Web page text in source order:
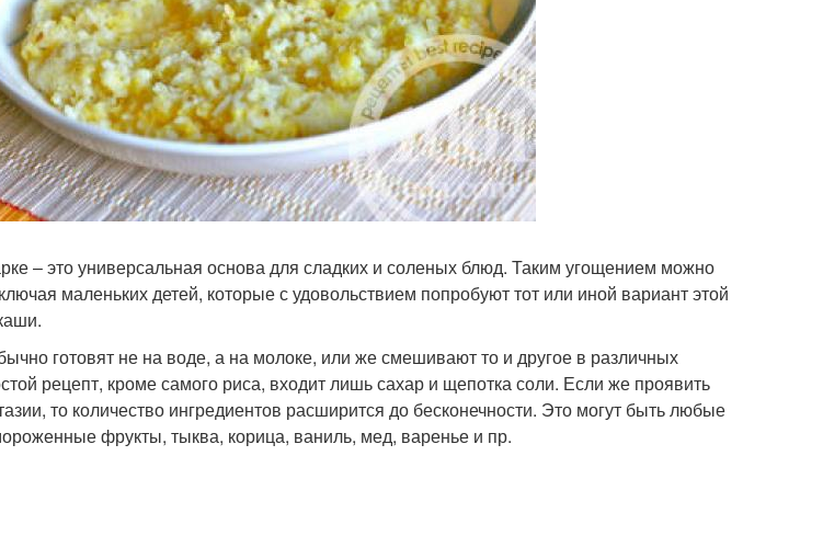
– это универсальная основа для сладких и соленых блюд. Таким угощением можно
маленьких детей, которые с удовольствием попробуют тот или иной вариант этой
готовят не на воде, а на молоке, или же смешивают то и другое в различных
рецепт, кроме самого риса, входит лишь сахар и щепотка соли. Если же проявить
то количество ингредиентов расширится до бесконечности. Это могут быть любые
фрукты, тыква, корица, ваниль, мед, варенье и пр.